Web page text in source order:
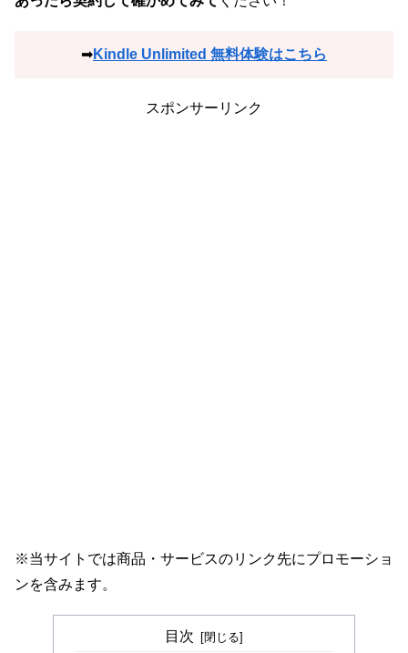
➡Kindle Unlimited 無料体験はこちら
スポンサーリンク
※当サイトでは商品・サービスのリンク先にプロモーショ
ンを含みます。
目次